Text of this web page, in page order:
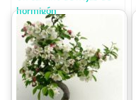
hormigón